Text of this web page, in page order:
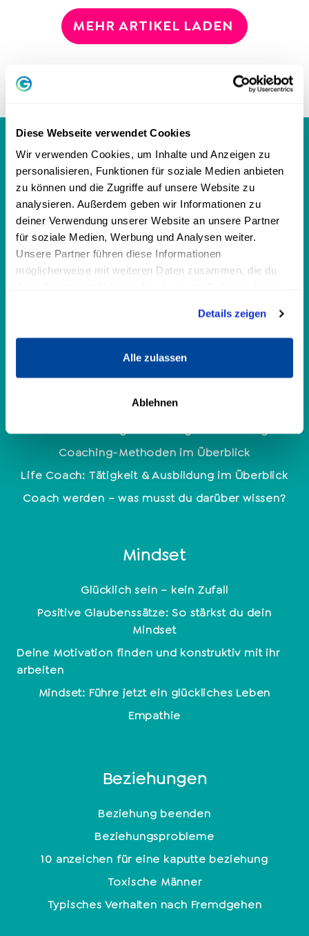
Diese Webseite verwendet Cookies
Wir verwenden Cookies, um Inhalte und Anzeigen zu
personalisieren, Funktionen für soziale Medien anbieten
zu können und die Zugriffe auf unsere Website zu
analysieren. Außerdem geben wir Informationen zu
deiner Verwendung unserer Website an unsere Partner
für soziale Medien, Werbung und Analysen weiter.
Unsere Partner führen diese Informationen
möglicherweise mit weiteren Daten zusammen, die du
Details zeigen
Alle zulassen
Ablehnen
MEHR ARTIKEL LADEN
GREATOR MAGAZIN
Persönlichkeit
Persönlichkeitstest
MBTI Test - 16 Persönlichkeitstypen
Enneagramm: 9 Persönlichkeitstypen
Persönlichkeitsanalyse
Coaching
Coaching-Methoden im Überblick
Life Coach: Tätigkeit & Ausbildung im Überblick
Coach werden – was musst du darüber wissen?
Mindset
Glücklich sein – kein Zufall
Positive Glaubenssätze: So stärkst du dein
Mindset
Deine Motivation finden und konstruktiv mit ihr
arbeiten
Mindset: Führe jetzt ein glückliches Leben
Empathie
Beziehungen
Beziehung beenden
Beziehungsprobleme
10 anzeichen für eine kaputte beziehung
Toxische Männer
Typisches Verhalten nach Fremdgehen